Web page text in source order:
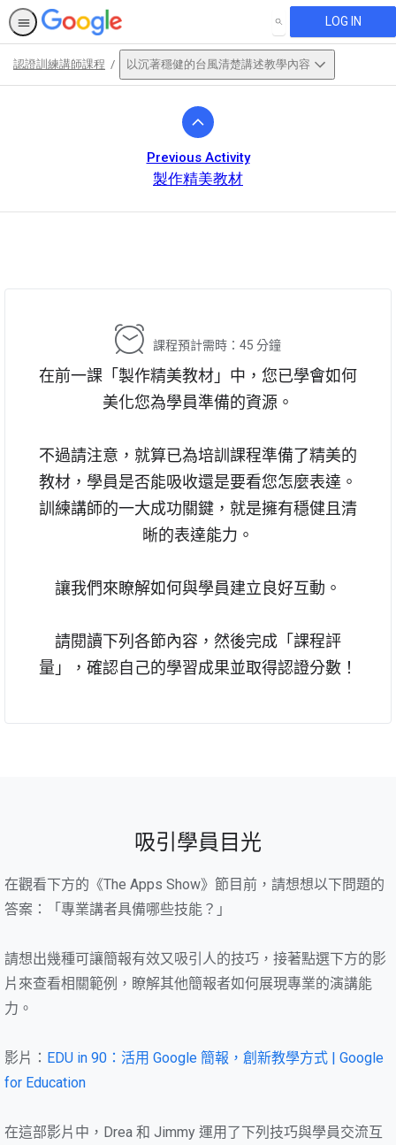
SEARCH LOG IN
認證訓練講師課程 以沉著穩健的台風清楚講述教學內容
Previous Activity
製作精美教材
課程預計需時：45 分鐘
在前一課「製作精美教材」中，您已學會如何
美化您為學員準備的資源。
不過請注意，就算已為培訓課程準備了精美的
教材，學員是否能吸收還是要看您怎麼表達。
訓練講師的一大成功關鍵，就是擁有穩健且清
晰的表達能力。
讓我們來瞭解如何與學員建立良好互動。
請閱讀下列各節內容，然後完成「課程評
量」，確認自己的學習成果並取得認證分數！
吸引學員目光
在觀看下方的《The Apps Show》節目前，請想想以下問題的
答案：「專業講者具備哪些技能？」
請想出幾種可讓簡報有效又吸引人的技巧，接著點選下方的影
片來查看相關範例，瞭解其他簡報者如何展現專業的演講能
力。
影片： EDU in 90：活用 Google 簡報，創新教學方式 | Google
for Education
在這部影片中，Drea 和 Jimmy 運用了下列技巧與學員交流互